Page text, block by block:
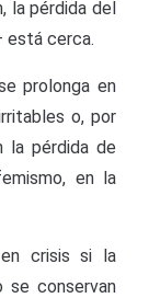
la pérdida del
está cerca.
prolonga en
o, por
la pérdida de
en la
crisis si la
se conservan